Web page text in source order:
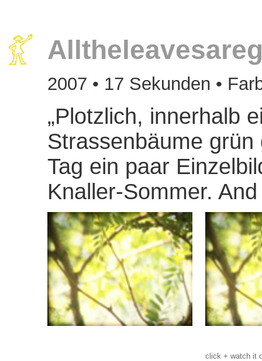
2007 • 17 Sekunden •
„Plotzlich, innerhalb
Strassenbäume
Tag ein paar
Knaller-Sommer.
click + watch it